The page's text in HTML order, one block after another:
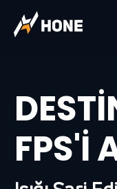
FPS'I